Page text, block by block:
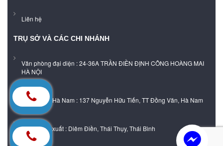
Liên hệ
TRỤ SỞ VÀ CÁC CHI NHÁNH
Văn phòng đại diện : 24-36A TRẦN ĐIỀN ĐỊNH CÔNG HOÀNG MAI
HÀ NỘI
Showroom Hà Nam : 137 Nguyễn Hữu Tiến, TT Đồng Văn, Hà Nam
Xưởng sản xuất : Diêm Điền, Thái Thụy, Thái Bình